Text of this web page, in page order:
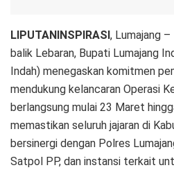
LIPUTANINSPIRASI, Lumajang
balik Lebaran, Bupati Lumajang
Indah) menegaskan komitmen
mendukung kelancaran Operasi
berlangsung mulai 23 Maret
memastikan seluruh jajaran di
bersinergi dengan Polres
Satpol PP, dan instansi terkait